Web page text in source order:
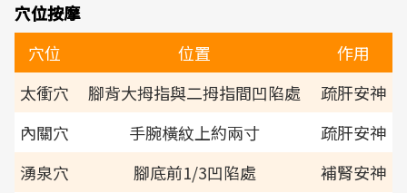
穴位按摩
穴位
位置
作用
太衝穴
腳背大拇指與二拇指間凹陷處
疏肝安神
內關穴
手腕橫紋上約兩寸
疏肝安神
湧泉穴
腳底前1/3凹陷處
補腎安神